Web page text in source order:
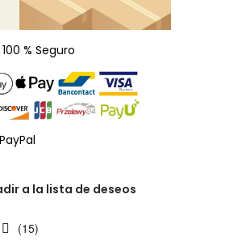
% Seguro
a la lista de deseos
(15)